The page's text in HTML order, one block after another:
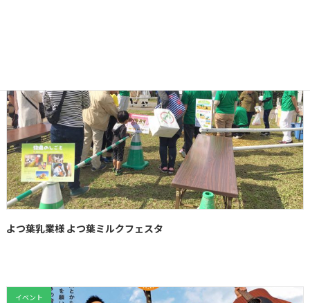
よつ葉乳業様 よつ葉ミルクフェスタ
イベント